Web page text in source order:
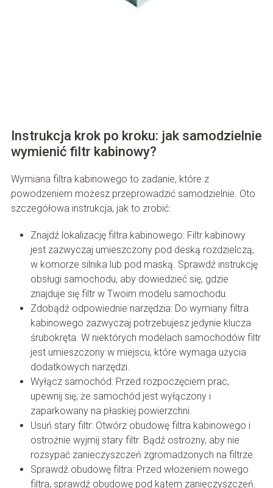
Instrukcja krok po kroku: jak samodzielnie
wymienić filtr kabinowy?
Wymiana filtra kabinowego to zadanie, które z
powodzeniem możesz przeprowadzić samodzielnie. Oto
szczegółowa instrukcja, jak to zrobić:
Znajdź lokalizację filtra kabinowego: Filtr kabinowy
jest zazwyczaj umieszczony pod deską rozdzielczą,
w komorze silnika lub pod maską. Sprawdź instrukcję
obsługi samochodu, aby dowiedzieć się, gdzie
znajduje się filtr w Twoim modelu samochodu.
Zdobądź odpowiednie narzędzia: Do wymiany filtra
kabinowego zazwyczaj potrzebujesz jedynie klucza
śrubokręta. W niektórych modelach samochodów filtr
jest umieszczony w miejscu, które wymaga użycia
dodatkowych narzędzi.
Wyłącz samochód: Przed rozpoczęciem prac,
upewnij się, że samochód jest wyłączony i
zaparkowany na płaskiej powierzchni.
Usuń stary filtr: Otwórz obudowę filtra kabinowego i
ostrożnie wyjmij stary filtr. Bądź ostrożny, aby nie
rozsypać zanieczyszczeń zgromadzonych na filtrze.
Sprawdź obudowę filtra: Przed włożeniem nowego
filtra, sprawdź obudowę pod kątem zanieczyszczeń.